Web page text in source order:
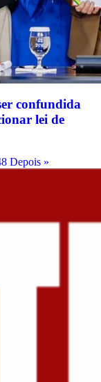
confundida
lei de
Depois »